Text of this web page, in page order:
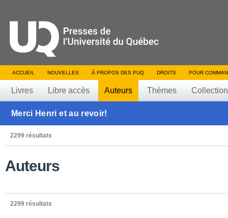
ACCUEIL NOUVELLES À PROPOS DES PUQ DROITS POUR
Livres Libre accès Auteurs Thèmes
Merci Henri et au revoir!
2299 résultats
Auteurs
2299 résultats